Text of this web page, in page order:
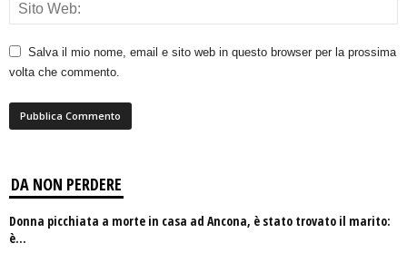
Salva il mio nome, email e sito web in questo browser per la prossima
volta che commento.
DA NON PERDERE
Donna picchiata a morte in casa ad Ancona, è stato trovato il marito:
è...